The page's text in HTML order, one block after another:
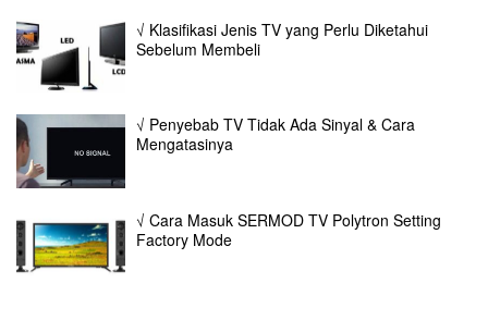
√ Klasifikasi Jenis TV yang Perlu Diketahui
Sebelum Membeli
√ Penyebab TV Tidak Ada Sinyal & Cara
Mengatasinya
√ Cara Masuk SERMOD TV Polytron Setting
Factory Mode